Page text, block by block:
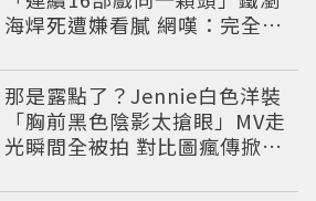
海焊死遭嫌看膩 網嘆：完全分
那是露點了？Jennie白色洋裝
「胸前黑色陰影太搶眼」MV走
光瞬間全被拍 對比圖瘋傳掀論